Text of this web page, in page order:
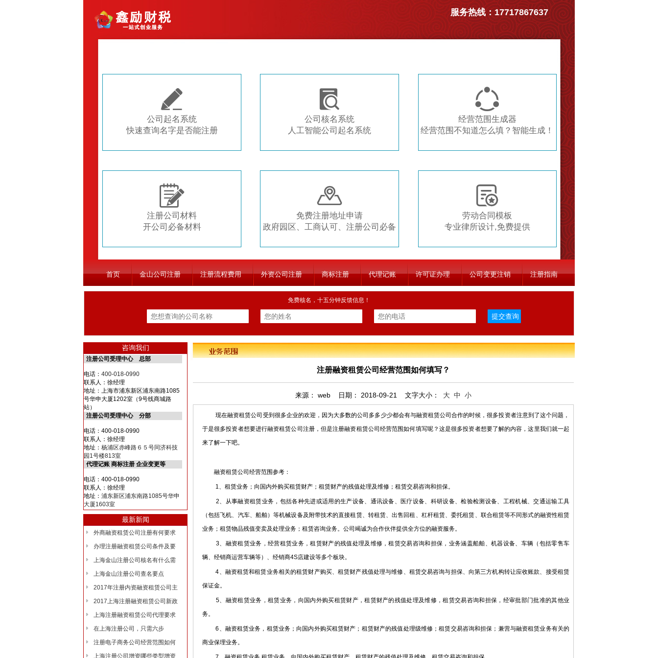

公司起名系统
快速查询名字是否能注册

公司核名系统
人工智能公司起名系统

经营范围生成器
经营范围不知道怎么填？智能生成！

注册公司材料
开公司必备材料

免费注册地址申请
政府园区、工商认可、注册公司必备

劳动合同模板
专业律所设计,免费提供
服务热线：17717867637
首页 金山公司注册 注册流程费用 外资公司注册 商标注册 代理记账 许可证办理 公司变更注销 注册指南
免费核名，十五分钟反馈信息！
咨询我们
注册公司受理中心 总部
电话： 400-018-0990
联系人：徐经理
地址：上海市浦东新区浦东南路1085
号华申大厦1202室（9号线商城路
站）
注册公司受理中心 分部
电话：400-018-0990
联系人：徐经理
地址： 杨浦区赤峰路６５号同济科技
园1号楼813室
代理记账 商标注册 企业变更等
电话：400-018-0990
联系人：徐经理
地址： 浦东新区浦东南路1085号华申
大厦1603室
最新新闻
外商融资租赁公司注册有何要求
办理注册融资租赁公司条件及要
上海金山注册公司核名有什么需
上海金山注册公司查名要点
2017年注册内资融资租赁公司主
2017上海注册融资租赁公司新政
上海注册融资租赁公司代理要求
在上海注册公司，只需六步
注册电子商务公司经营范围如何
上海注册公司增资哪些类型增资
注册融资租赁公司经营范围如何填写？
来源： web 日期： 2018-09-21 文字大小： 大 中 小
现在融资租赁公司受到很多企业的欢迎，因为大多数的公司多多少少都会有与融资租赁公司合作的时候，很多投资者注意到了这个问题，
于是很多投资者想要进行融资租赁公司注册，但是注册融资租赁公司经营范围如何填写呢？这是很多投资者想要了解的内容，这里我们就一起
来了解一下吧。
融资租赁公司经营范围参考：
1、租赁业务；向国内外购买租赁财产；租赁财产的残值处理及维修；租赁交易咨询和担保。
2、从事融资租赁业务，包括各种先进或适用的生产设备、通讯设备、医疗设备、科研设备、检验检测设备、工程机械、交通运输工具
（包括飞机、汽车、船舶）等机械设备及附带技术的直接租赁、转租赁、出售回租、杠杆租赁、委托租赁、联合租赁等不同形式的融资性租赁
业务；租赁物品残值变卖及处理业务；租赁咨询业务。公司竭诚为合作伙伴提供全方位的融资服务。
3、融资租赁业务，经营租赁业务，租赁财产的残值处理及维修，租赁交易咨询和担保，业务涵盖船舶、机器设备、车辆（包括零售车
辆、经销商运营车辆等）、经销商4S店建设等多个板块。
4、融资租赁和租赁业务相关的租赁财产购买、租赁财产残值处理与维修、租赁交易咨询与担保、向第三方机构转让应收账款、接受租赁
保证金。
5、融资租赁业务，租赁业务，向国内外购买租赁财产，租赁财产的残值处理及维修，租赁交易咨询和担保，经审批部门批准的其他业
务。
6、融资租赁业务，租赁业务；向国内外购买租赁财产；租赁财产的残值处理级维修；租赁交易咨询和担保；兼营与融资租赁业务有关的
商业保理业务。